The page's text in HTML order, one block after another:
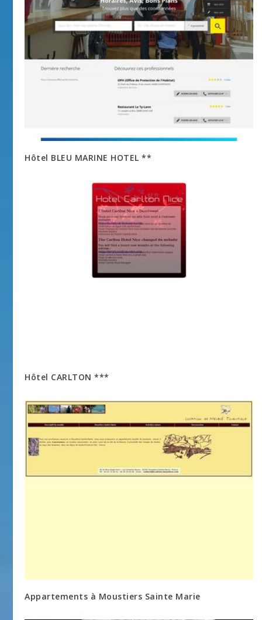
Hôtel BLEU MARINE HOTEL **
Hôtel CARLTON ***
Appartements à Moustiers Sainte Marie